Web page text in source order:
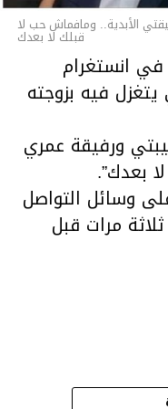
الأبدية.. ومافماش حب لا
قبلك لا بعدك
انستغرام
فيه بزوجته
ورفيقة عمري
بعدك”.
وسائل التواصل
مرات قبل